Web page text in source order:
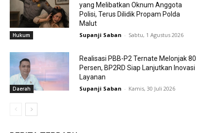
Hukum
yang Melibatkan Oknum Anggota
Polisi, Terus Dilidik Propam Polda
Malut
Supanji Saban - Sabtu, 1 Agustus 2026
Daerah
Realisasi PBB-P2 Ternate Melonjak 80
Persen, BP2RD Siap Lanjutkan Inovasi
Layanan
Supanji Saban - Kamis, 30 Juli 2026